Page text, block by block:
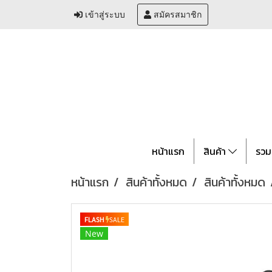
เข้าสู่ระบบ สมัครสมาชิก
หน้าแรก สินค้า รว
หน้าแรก สินค้าทั้งหมด สินค้าทั้งหมด
FLASH SALE
New